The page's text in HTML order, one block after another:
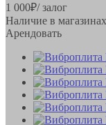
1 000₽/ залог
Наличие в магазинах
Арендовать